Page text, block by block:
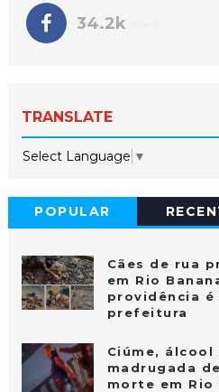
34.2k
TRANSLATE
Select Language ▼
POPULAR
Cães de rua
em Rio
providência
prefeitura
Ciúme, álcool
madrugada
morte em Rio